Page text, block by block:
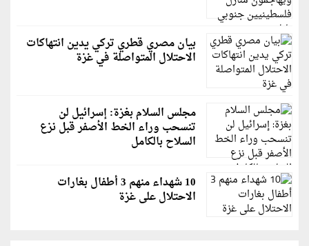
بيان مصري قطري تركي يدين انتهاكات
الاحتلال المتواصلة في غزة
مجلس السلام بغزة: إسرائيل لن
تنسحب وراء الخط الأصفر قبل نزع
السلاح بالكامل
10 شهداء منهم 3 أطفال بغارات
الاحتلال على غزة